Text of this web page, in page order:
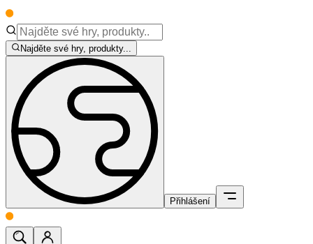
Najděte své hry, produkty...
Přihlášení